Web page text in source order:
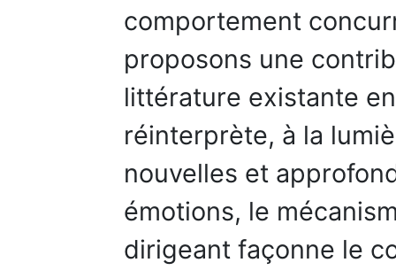
comportement
proposons une
littérature existante
réinterprète, à la
nouvelles et
émotions, le
dirigeant façonne le